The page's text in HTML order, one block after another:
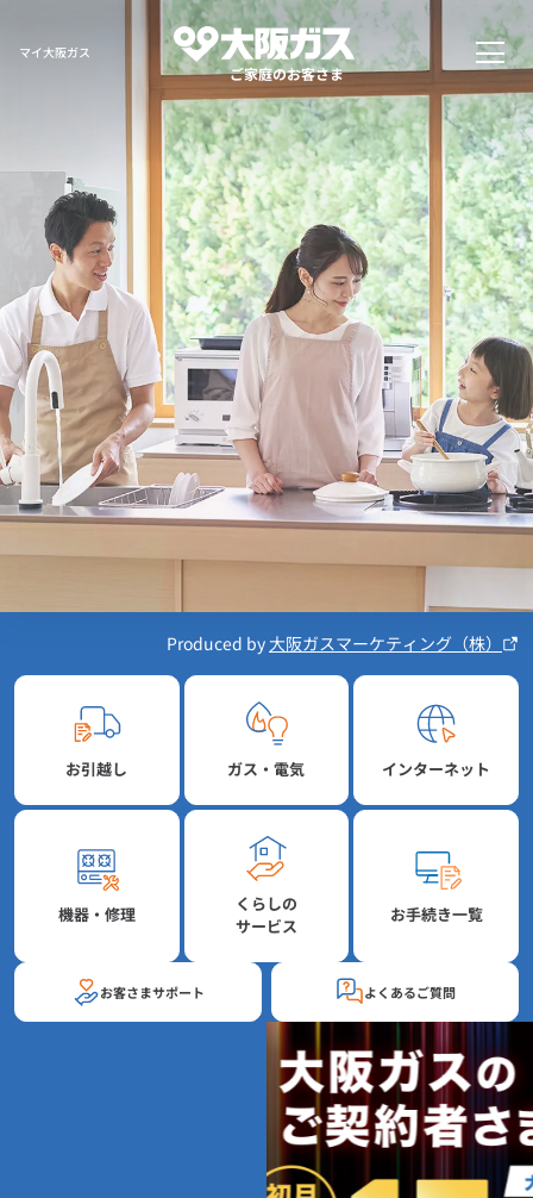
ご家庭のお客さま
マイ大阪ガス
Produced by 大阪ガスマーケティング（株）
お引越し ガス・電気 インターネット
機器・修理
くらしの
サービス
お手続き一覧
お客さまサポート よくあるご質問